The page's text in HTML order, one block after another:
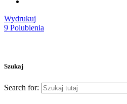
Wydrukuj
9 Polubienia
Szukaj
Search for: